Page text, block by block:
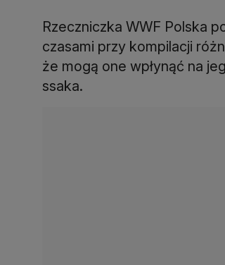
Rzeczniczka WWF Polska
czasami przy kompilacji
że mogą one wpłynąć na
ssaka.